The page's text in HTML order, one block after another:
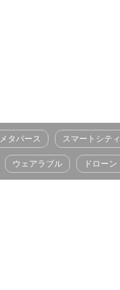
メタバース スマートシティ
ウェアラブル ドローン